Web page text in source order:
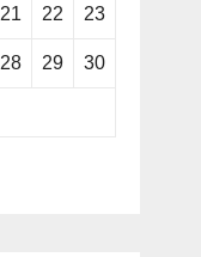
21 22 23
28 29 30